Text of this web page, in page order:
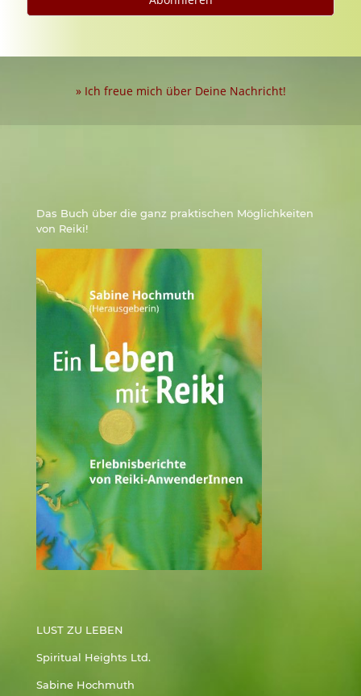
» Ich freue mich über Deine Nachricht!
Das Buch über die ganz praktischen Möglichkeiten
von Reiki!
LUST ZU LEBEN
Spiritual Heights Ltd.
Sabine Hochmuth